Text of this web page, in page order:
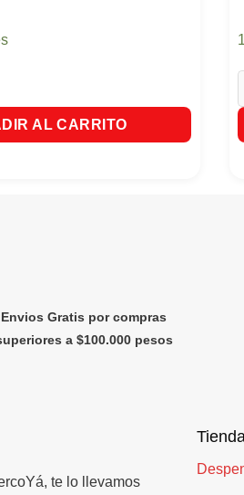
Cereza X40gr. cantidad
AL CARRITO
Envios Gratis por compras
a $100.000 pesos
te lo llevamos